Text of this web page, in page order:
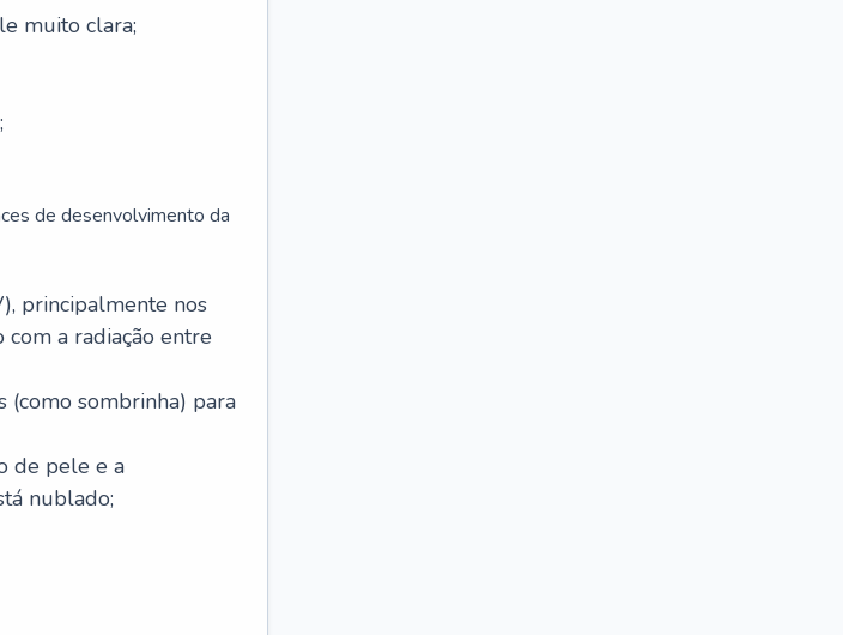
muito clara;
de desenvolvimento da
principalmente nos
a radiação entre
(como sombrinha) para
de pele e a
nublado;